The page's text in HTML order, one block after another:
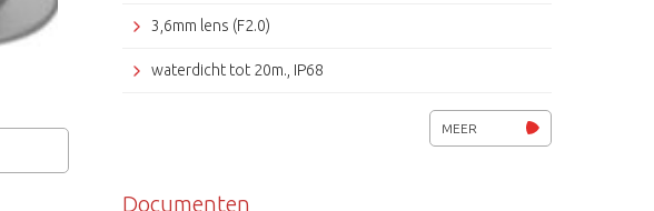
3,6mm lens (F2.0)
waterdicht tot 20m., IP68
MEER
Documenten